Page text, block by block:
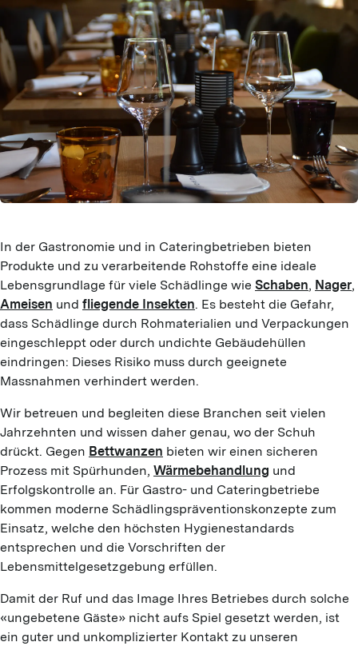
In der Gastronomie und in Cateringbetrieben bieten
Produkte und zu verarbeitende Rohstoffe eine ideale
Lebensgrundlage für viele Schädlinge wie Schaben, Nager,
Ameisen und fliegende Insekten. Es besteht die Gefahr,
dass Schädlinge durch Rohmaterialien und Verpackungen
eingeschleppt oder durch undichte Gebäudehüllen
eindringen: Dieses Risiko muss durch geeignete
Massnahmen verhindert werden.
Wir betreuen und begleiten diese Branchen seit vielen
Jahrzehnten und wissen daher genau, wo der Schuh
drückt. Gegen Bettwanzen bieten wir einen sicheren
Prozess mit Spürhunden, Wärmebehandlung und
Erfolgskontrolle an. Für Gastro- und Cateringbetriebe
kommen moderne Schädlingspräventionskonzepte zum
Einsatz, welche den höchsten Hygienestandards
entsprechen und die Vorschriften der
Lebensmittelgesetzgebung erfüllen.
Damit der Ruf und das Image Ihres Betriebes durch solche
«ungebetene Gäste» nicht aufs Spiel gesetzt werden, ist
ein guter und unkomplizierter Kontakt zu unseren